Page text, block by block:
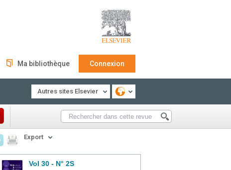
Ma bibliothèque Connexion
Autres sites Elsevier
Export
Vol 30 - N° 2S